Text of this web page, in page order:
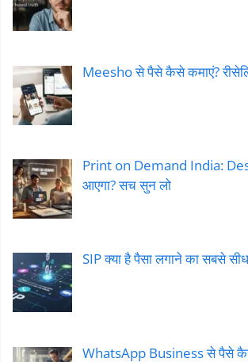
Meesho से पैसे कैसे कमाएं?
Print on Demand India:
आएगा? सच सुन लो
SIP क्या है पैसा लगाने का सबसे
WhatsApp Business से पैसे